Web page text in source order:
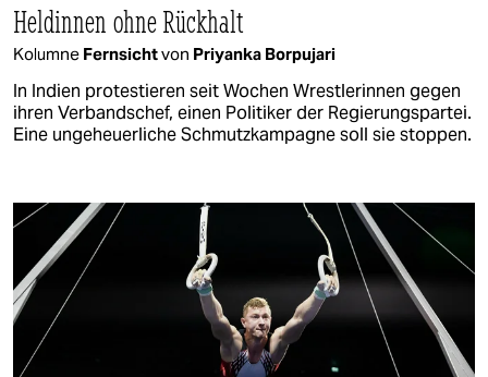
Heldinnen ohne Rückhalt
Kolumne Fernsichtvon Priyanka Borpujari
In Indien protestieren seit Wochen Wrestlerinnen gegen
ihren Verbandschef, einen Politiker der Regierungspartei.
Eine ungeheuerliche Schmutzkampagne soll sie stoppen.